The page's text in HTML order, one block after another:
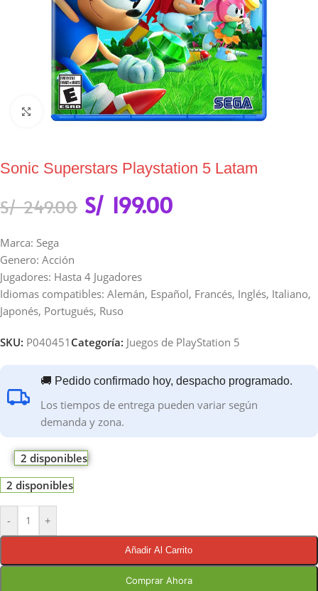
Click to enlarge
Sonic Superstars Playstation 5 Latam
S/249.00 S/ 199.00
Marca: Sega
Genero: Acción
Jugadores: Hasta 4 Jugadores
Idiomas compatibles: Alemán, Español, Francés, Inglés, Italiano,
Japonés, Portugués, Ruso
SKU: P040451 Categoría: Juegos de PlayStation 5
🚚 Pedido confirmado hoy, despacho programado.
Los tiempos de entrega pueden variar según
demanda y zona.
2 disponibles
2 disponibles
- +
Añadir Al Carrito
Comprar Ahora